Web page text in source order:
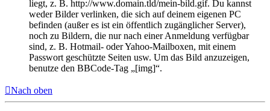
liegt, z. B. http://www.domain.tld/mein-bild.gif. Du kannst
weder Bilder verlinken, die sich auf deinem eigenen PC
befinden (außer es ist ein öffentlich zugänglicher Server),
noch zu Bildern, die nur nach einer Anmeldung verfügbar
sind, z. B. Hotmail- oder Yahoo-Mailboxen, mit einem
Passwort geschützte Seiten usw. Um das Bild anzuzeigen,
benutze den BBCode-Tag „[img]“.
Nach oben